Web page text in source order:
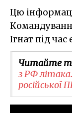
Цю
Ігнат під
Читайте
з РФ
російської